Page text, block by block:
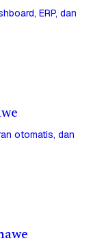
ERP, dan
otomatis, dan